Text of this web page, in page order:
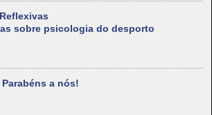
sobre psicologia do desporto
a nós!